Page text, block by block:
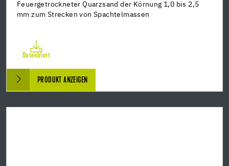
Feuergetrockneter Quarzsand der Körnung 1,0 bis 2,5
mm zum Strecken von Spachtelmassen
Datenblatt
PRODUKT ANZEIGEN